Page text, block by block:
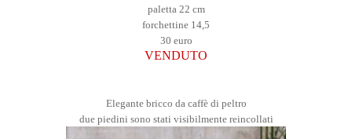
paletta 22 cm
forchettine 14,5
30 euro
VENDUTO
Elegante bricco da caffè di peltro
due piedini sono stati visibilmente reincollati